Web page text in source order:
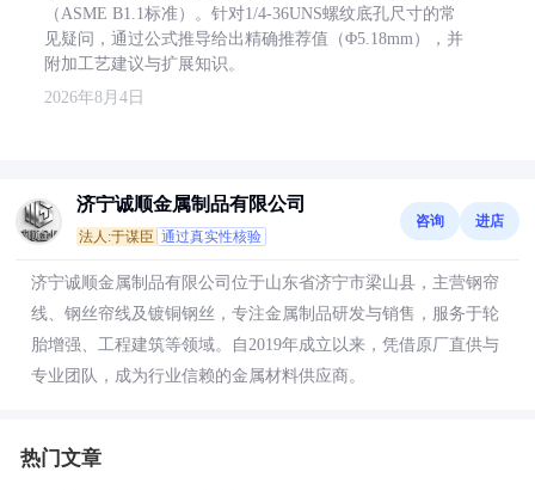
（ASME B1.1标准）。针对1/4-36UNS螺纹底孔尺寸的常
见疑问，通过公式推导给出精确推荐值（Φ5.18mm），并
附加工艺建议与扩展知识。
2026年8月4日
济宁诚顺金属制品有限公司
法人:于谋臣 通过真实性核验
咨询 进店
济宁诚顺金属制品有限公司位于山东省济宁市梁山县，主营钢帘
线、钢丝帘线及镀铜钢丝，专注金属制品研发与销售，服务于轮
胎增强、工程建筑等领域。自2019年成立以来，凭借原厂直供与
专业团队，成为行业信赖的金属材料供应商。
热门文章